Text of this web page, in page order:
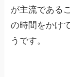
が主流である
の時間をかけ
うです。